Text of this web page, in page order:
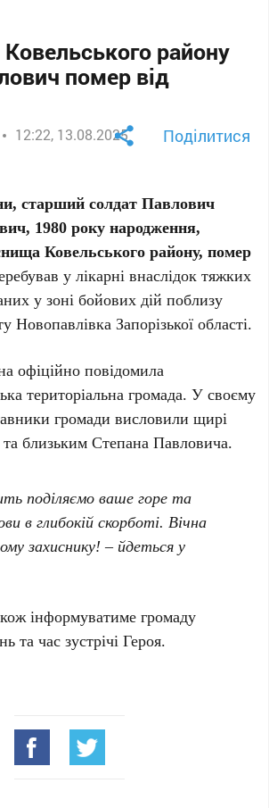
Ковельського району
помер від
12:22, 13.08.2025 Поділитися
старший солдат Павлович
1980 року народження,
Ковельського району, помер
у лікарні внаслідок тяжких
у зоні бойових дій поблизу
Новопавлівка Запорізької області.
офіційно повідомила
територіальна громада. У своєму
громади висловили щирі
та близьким Степана Павловича.
поділяємо ваше горе та
в глибокій скорботі. Вічна
захиснику! – йдеться у
інформуватиме громаду
та час зустрічі Героя.